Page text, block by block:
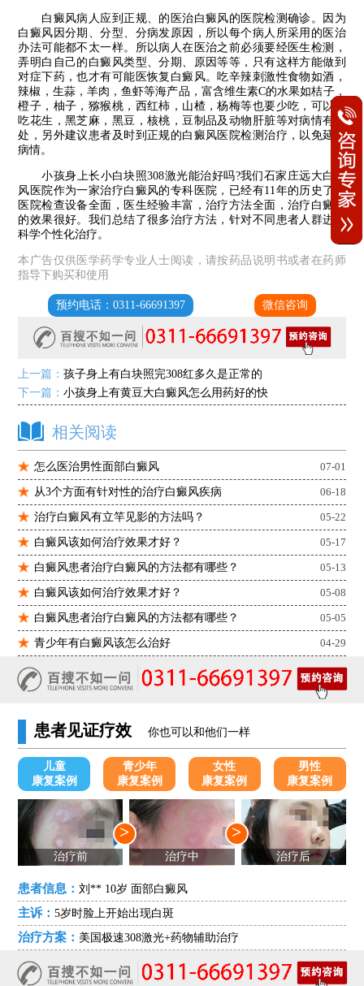
白癜风病人应到正规、的医治白癜风的医院检测确诊。因为
白癜风因分期、分型、分病发原因，所以每个病人所采用的医治
办法可能都不太一样。所以病人在医治之前必须要经医生检测，
弄明白自己的白癜风类型、分期、原因等等，只有这样方能做到
对症下药，也才有可能医恢复白癜风。吃辛辣刺激性食物如酒，
辣椒，生蒜，羊肉，鱼虾等海产品，富含维生素C的水果如桔子，
橙子，柚子，猕猴桃，西红柿，山楂，杨梅等也要少吃，可以多
吃花生，黑芝麻，黑豆，核桃，豆制品及动物肝脏等对病情有好
处，另外建议患者及时到正规的白癜风医院检测治疗，以免延误
病情。
小孩身上长小白块照308激光能治好吗?我们石家庄远大白癜
风医院作为一家治疗白癜风的专科医院，已经有11年的历史了，
医院检查设备全面，医生经验丰富，治疗方法全面，治疗白癜风
的效果很好。我们总结了很多治疗方法，针对不同患者人群进行
科学个性化治疗。
本广告仅供医学药学专业人士阅读，请按药品说明书或者在药师
指导下购买和使用
预约电话：0311-66691397 微信咨询
上一篇：孩子身上有白块照完308红多久是正常的
下一篇：小孩身上有黄豆大白癜风怎么用药好的快
相关阅读
怎么医治男性面部白癜风 07-01
从3个方面有针对性的治疗白癜风疾病 06-18
治疗白癜风有立竿见影的方法吗？ 05-22
白癜风该如何治疗效果才好？ 05-17
白癜风患者治疗白癜风的方法都有哪些？ 05-13
白癜风该如何治疗效果才好？ 05-08
白癜风患者治疗白癜风的方法都有哪些？ 05-05
青少年有白癜风该怎么治好 04-29
患者见证疗效 你也可以和他们一样
儿童
康复案例
青少年
康复案例
女性
康复案例
男性
康复案例
治疗前
>
治疗中
>
治疗后
患者信息：刘** 10岁 面部白癜风
主诉：5岁时脸上开始出现白斑
治疗方案： 美国极速308激光+药物辅助治疗